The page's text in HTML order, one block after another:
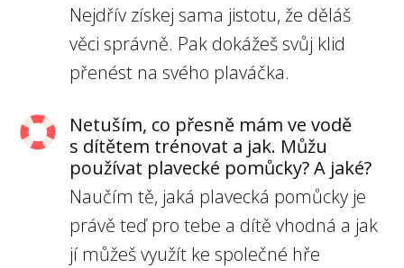
Nejdřív získej sama jistotu, že děláš
věci správně. Pak dokážeš svůj klid
přenést na svého plaváčka.
Netuším, co přesně mám ve vodě
s dítětem trénovat a jak. Můžu
používat plavecké pomůcky? A jaké?
Naučím tě, jaká plavecká pomůcky je
právě teď pro tebe a dítě vhodná a jak
jí můžeš využít ke společné hře